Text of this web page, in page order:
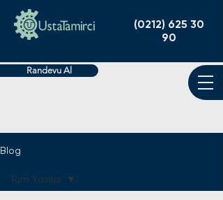
(0212) 625 30
90
Randevu Al
Blog
Tüm Yazılar